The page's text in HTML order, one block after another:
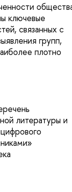
ключевые
связанных с
групп,
плотно
литературы и